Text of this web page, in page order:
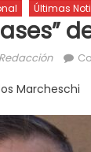
Últimas
Redacción
Marcheschi